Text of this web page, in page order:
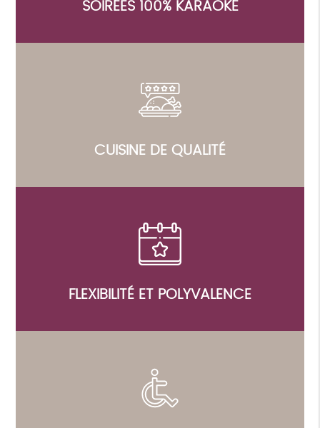
SOIRÉES 100% KARAOKÉ
CUISINE DE QUALITÉ
FLEXIBILITÉ ET POLYVALENCE